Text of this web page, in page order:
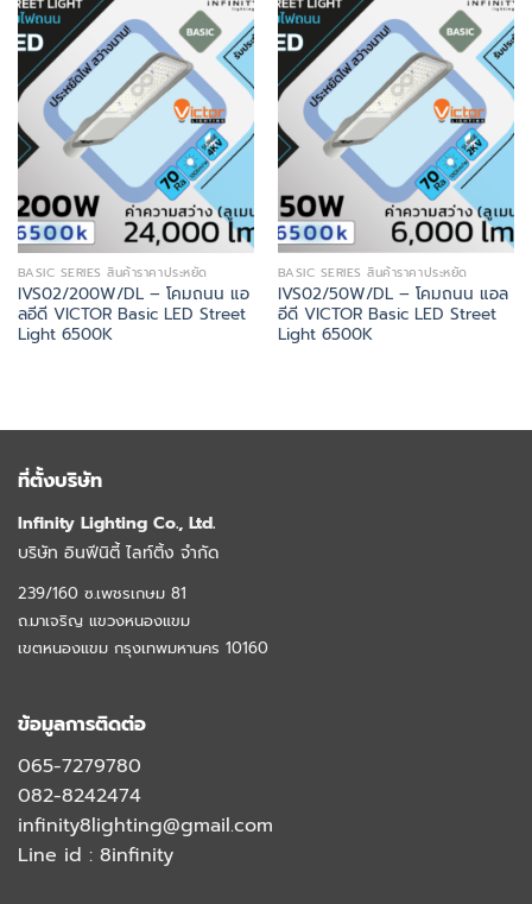
BASIC SERIES สินค้าราคาประหยัด
IVS02/200W/DL – โคมถนน แอ
ลอีดี VICTOR Basic LED Street
Light 6500K
BASIC SERIES สินค้าราคาประหยัด
IVS02/50W/DL – โคมถนน แอล
อีดี VICTOR Basic LED Street
Light 6500K
ที่ตั้งบริษัท
Infinity Lighting Co., Ltd.
บริษัท อินฟีนิตี้ ไลท์ติ้ง จำกัด
239/160 ซ.เพชรเกษม 81
ถ.มาเจริญ แขวงหนองแขม
เขตหนองแขม กรุงเทพมหานคร 10160
ข้อมูลการติดต่อ
065-7279780
082-8242474
infinity8lighting@gmail.com
Line id : 8infinity